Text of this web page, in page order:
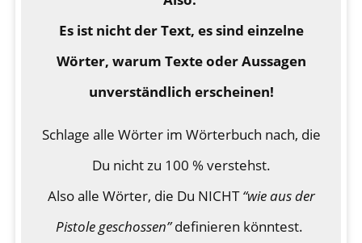
Es ist nicht der Text, es sind einzelne
Wörter, warum Texte oder Aussagen
unverständlich erscheinen!
Schlage alle Wörter im Wörterbuch nach, die
Du nicht zu 100 % verstehst.
Also alle Wörter, die Du NICHT“wie aus der
Pistole geschossen”definieren könntest.